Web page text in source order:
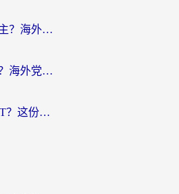
加拿大怎么玩欢乐斗地主？海外党国服游戏加速终极指南（附绝地求生未来之役300英雄实测）
在欧洲玩新寻仙总卡顿？海外党必看的国服游戏加速全攻略
海外玩第九大陆卡成PPT？这份网络加速指南帮你丝滑上分